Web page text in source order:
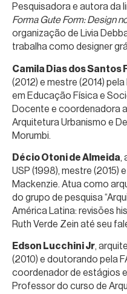
Pesquisadora e autora da
Forma Gute Form: Design
organização de Livia
trabalha como designer
Camila Dias dos Santos
(2012) e mestre (2014)
em Educação Física e
Docente e coordenadora
Arquitetura Urbanismo e
Morumbi.
Décio Otoni de Almeida,
USP (1998), mestre (2015)
Mackenzie. Atua como
do grupo de pesquisa
América Latina: revisões
Ruth Verde Zein até seu
Edson Lucchini Jr,
(2010) e doutorando pela
coordenador de estágios
Professor do curso de